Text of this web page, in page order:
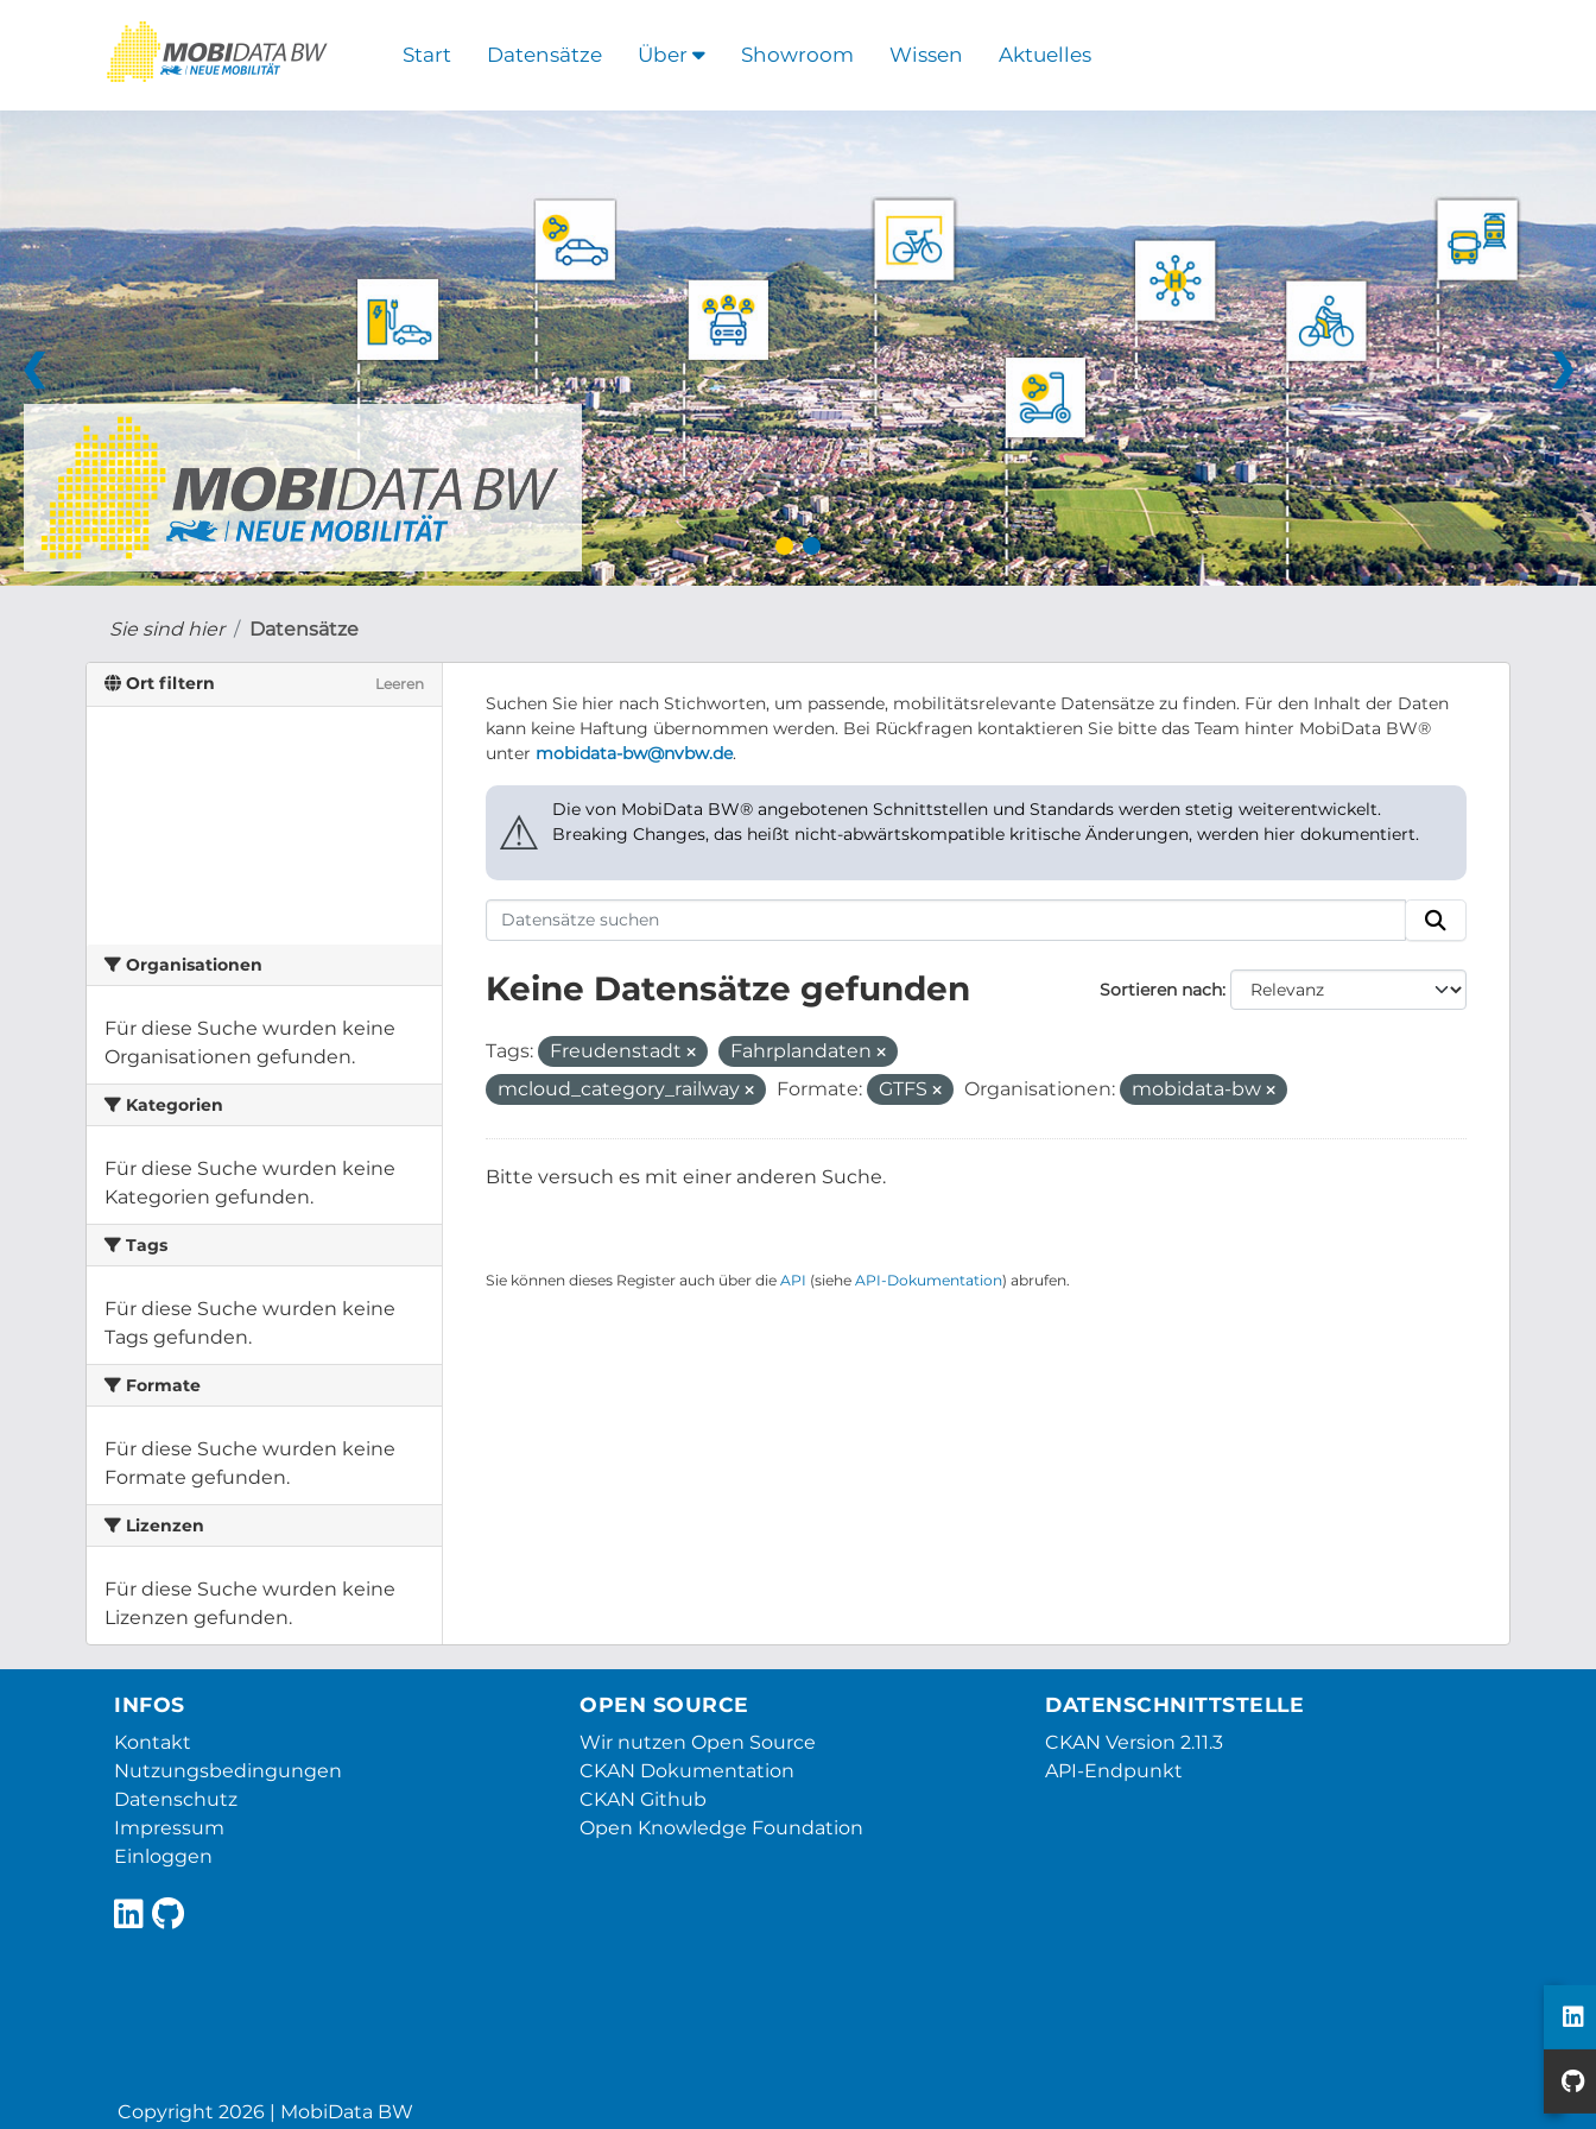
Start Datensätze Über Showroom Wissen Aktuelles
❮ ❯
Sie sind hier Datensätze
Ort filtern Leeren
Organisationen
Für diese Suche wurden keine
Organisationen gefunden.
Kategorien
Für diese Suche wurden keine
Kategorien gefunden.
Tags
Für diese Suche wurden keine
Tags gefunden.
Formate
Für diese Suche wurden keine
Formate gefunden.
Lizenzen
Für diese Suche wurden keine
Lizenzen gefunden.
Suchen Sie hier nach Stichworten, um passende, mobilitätsrelevante Datensätze zu finden. Für den Inhalt der Daten
kann keine Haftung übernommen werden. Bei Rückfragen kontaktieren Sie bitte das Team hinter MobiData BW®
unter mobidata-bw@nvbw.de.
⚠
Die von MobiData BW® angebotenen Schnittstellen und Standards werden stetig weiterentwickelt.
Breaking Changes, das heißt nicht-abwärtskompatible kritische Änderungen, werden hier dokumentiert.
Sortieren nach
Keine Datensätze gefunden
Tags: Freudenstadt
Fahrplandaten
mcloud_category_railway
Formate: GTFS Organisationen: mobidata-bw
Bitte versuch es mit einer anderen Suche.
Sie können dieses Register auch über die API (siehe API-Dokumentation) abrufen.
INFOS
Kontakt
Nutzungsbedingungen
Datenschutz
Impressum
Einloggen
OPEN SOURCE
Wir nutzen Open Source
CKAN Dokumentation
CKAN Github
Open Knowledge Foundation
DATENSCHNITTSTELLE
CKAN Version 2.11.3
API-Endpunkt
Copyright 2026 | MobiData BW